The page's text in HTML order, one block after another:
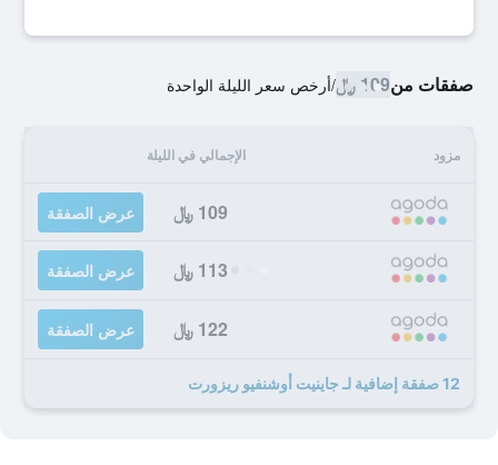
صفقات من109 ﷼ /أرخص سعر الليلة الواحدة
مزود الإجمالي في الليلة
109 ﷼ عرض الصفقة
113 ﷼ عرض الصفقة
122 ﷼ عرض الصفقة
12 صفقة إضافية لـ جاينيت أوشنفيو ريزورت